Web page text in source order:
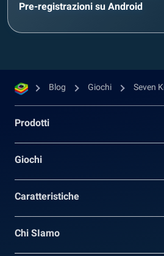
Pre-registrazioni su Android
Blog Giochi Seven
Prodotti
Giochi
Caratteristiche
Chi SIamo